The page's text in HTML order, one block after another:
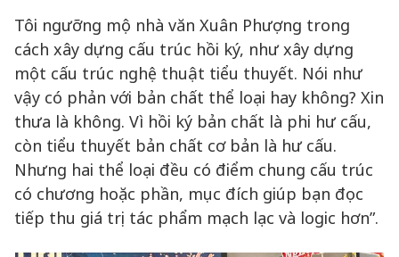
Tôi ngưỡng mộ nhà văn Xuân Phượng trong
cách xây dựng cấu trúc hồi ký, như xây dựng
một cấu trúc nghệ thuật tiểu thuyết. Nói như
vậy có phản với bản chất thể loại hay không? Xin
thưa là không. Vì hồi ký bản chất là phi hư cấu,
còn tiểu thuyết bản chất cơ bản là hư cấu.
Nhưng hai thể loại đều có điểm chung cấu trúc
có chương hoặc phần, mục đích giúp bạn đọc
tiếp thu giá trị tác phẩm mạch lạc và logic hơn”.